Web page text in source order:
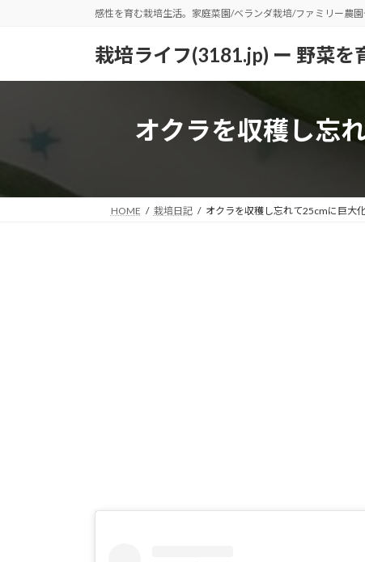
ッ
移
感性を育む栽培生活。家庭菜園/ベランダ栽培/ファミリー農
栽培ライフ(3181.jp) ー 野菜を
オクラを収穫し忘
HOME 栽培日記 オクラを収穫し忘れて25cmに巨大